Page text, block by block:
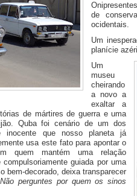
de
ocidentais.
Um
planície
Um
museu
cheirando
a novo a
exaltar a
de mártires de guerra e uma
Quba foi cenário de um dos
inocente que nosso planeta já
usa este fato para apontar o
quem mantém uma relação
guiada por uma
bem-decorado, deixa transparecer
Não perguntes por quem os sinos